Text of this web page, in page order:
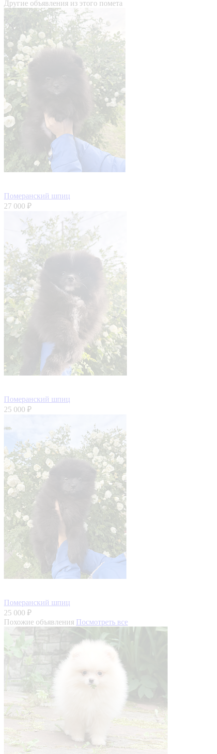
Другие объявления из этого помета
Померанский шпиц
27 000 ₽
Померанский шпиц
25 000 ₽
Померанский шпиц
25 000 ₽
Похожие объявления Посмотреть все